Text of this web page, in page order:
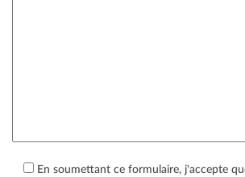
En soumettant ce formulaire, j'accepte